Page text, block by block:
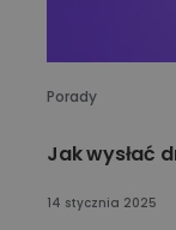
Porady
Jak wysłać
14 stycznia 2025